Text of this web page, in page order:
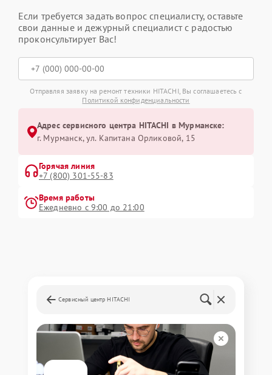
Если требуется задать вопрос специалисту, оставьте
свои данные и дежурный специалист с радостью
проконсультирует Вас!
Отправляя заявку на ремонт техники HITACHI, Вы соглашаетесь с
Политикой конфиденциальности
Адрес сервисного центра HITACHI в Мурманске:
г. Мурманск, ул. Капитана Орликовой, 15
Горячая линия
+7 (800) 301-55-83
Время работы
Ежедневно с 9:00 до 21:00
Сервисный центр HITACHI